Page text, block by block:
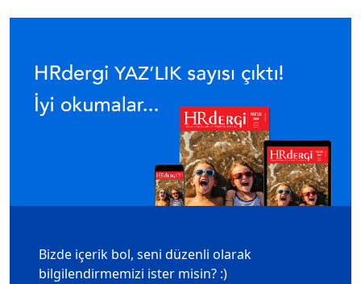
Bizde içerik bol, seni düzenli olarak
bilgilendirmemizi ister misin? :)